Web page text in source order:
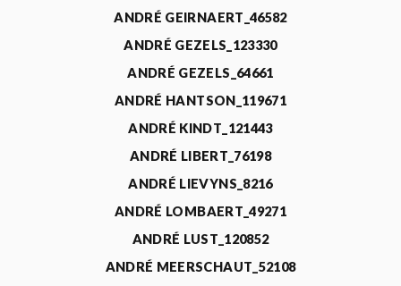
ANDRÉ GEIRNAERT_46582
ANDRÉ GEZELS_123330
ANDRÉ GEZELS_64661
ANDRÉ HANTSON_119671
ANDRÉ KINDT_121443
ANDRÉ LIBERT_76198
ANDRÉ LIEVYNS_8216
ANDRÉ LOMBAERT_49271
ANDRÉ LUST_120852
ANDRÉ MEERSCHAUT_52108